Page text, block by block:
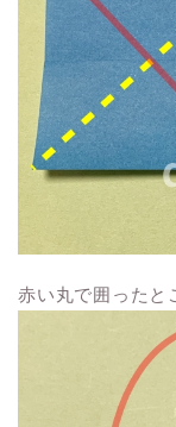
赤い丸で囲ったと